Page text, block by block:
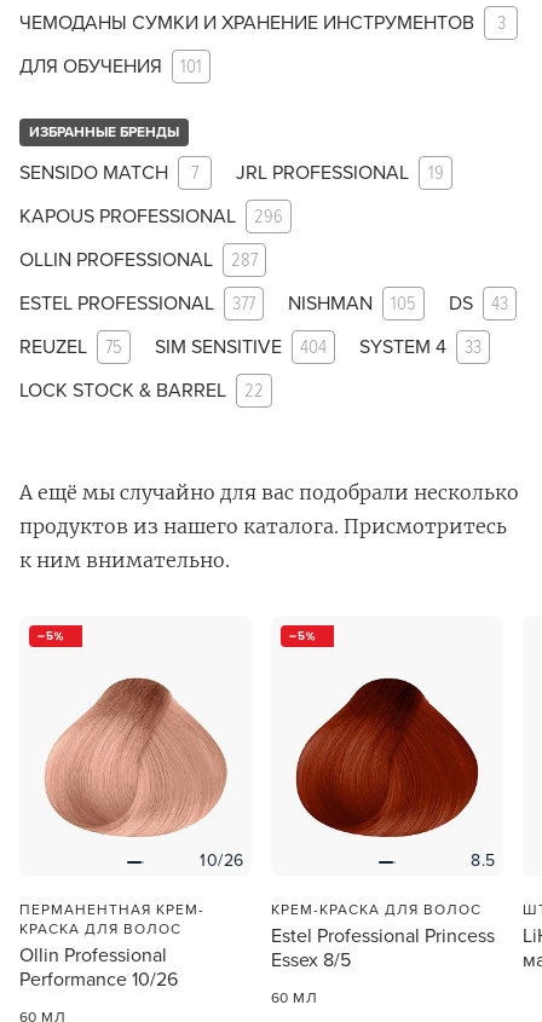
ЧЕМОДАНЫ СУМКИ И ХРАНЕНИЕ ИНСТРУМЕНТОВ 3
ДЛЯ ОБУЧЕНИЯ 101
ИЗБРАННЫЕ БРЕНДЫ
SENSIDO MATCH 7 JRL PROFESSIONAL 19
KAPOUS PROFESSIONAL 296
OLLIN PROFESSIONAL 287
ESTEL PROFESSIONAL 377 NISHMAN 105 DS 43
REUZEL 75 SIM SENSITIVE 404 SYSTEM 4 33
LOCK STOCK & BARREL 22
А ещё мы случайно для вас подобрали несколько
продуктов из нашего каталога. Присмотритесь
к ним внимательно.
5
10/26
ПЕРМАНЕНТНАЯ КРЕМ-
КРАСКА ДЛЯ ВОЛОС
Ollin Professional
Performance 10/26
60 МЛ
5
8.5
КРЕМ-КРАСКА ДЛЯ ВОЛОС
Estel Professional Princess
Essex 8/5
60 МЛ
Заяц–робот
смотреть товары и оформлять заказы — удобнее и
намного быстрее!
УСТАНОВИТЬ ИЗ GOOGLE PLAY
ПРОДОЛЖУ ЗДЕСЬ